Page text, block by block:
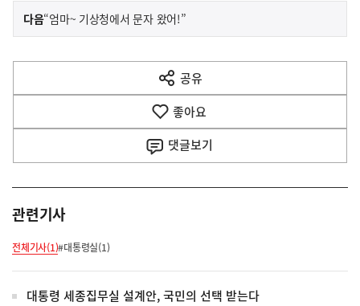
이
전
다
음
다음기
사
“엄마~ 기상청에서 문자 왔어!”
공유
열
기
좋아요
댓글보기
관련기사
전체기사(1)#대통령실(1)
대통령 세종집무실 설계안, 국민의 선택 받는다